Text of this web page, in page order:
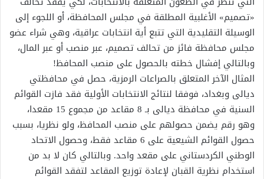
«تصميم» الأغلبية المطلقة في مجلس المحافظة، أو اللجوء إلى
الوسيلة التقليدية التي تتبع أية انتخابات عراقية، وهي شراء عضو
مجلس محافظة فائز من تحالف تصميم، عبر منصب أو عبر المال،
وبالتالي إفشال خطته بالحصول على منصب المحافظ!
المثال الآخر المتعلق بالصراعات الرمزية، حصل في محافظتي
ديالى وبغداد، فوفقا لنتائج الانتخابات الأولية فقد فازت القوائم
السنية في محافظة ديالى بـ 8 مقاعد من مجموع 15 مقعدا،
وهو رقم يضمن حصولهم على منصب المحافظ، ولو نظريا، بسبب
حصول القوائم الشيعية على 6 مقاعد فقط، وحصول الاتحاد
الوطني الكردستاني على مقعد واحد. وبالتالي كان لا بد من
استخدام نظرية القبان لإعادة توزيع المقاعد لتفقد القوائم